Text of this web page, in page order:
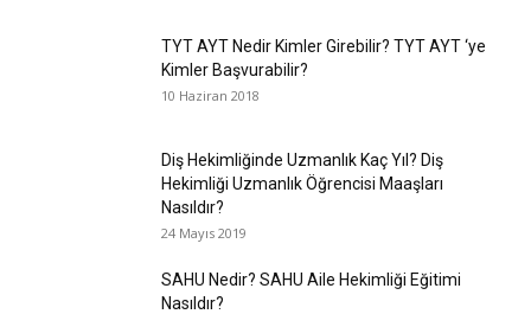
TYT AYT Nedir Kimler Girebilir? TYT AYT ‘ye
Kimler Başvurabilir?
10 Haziran 2018
Diş Hekimliğinde Uzmanlık Kaç Yıl? Diş
Hekimliği Uzmanlık Öğrencisi Maaşları
Nasıldır?
24 Mayıs 2019
SAHU Nedir? SAHU Aile Hekimliği Eğitimi
Nasıldır?